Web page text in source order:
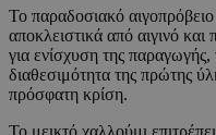
Το παραδοσιακό
αποκλειστικά από αιγινό
για ενίσχυση της παραγωγής,
διαθεσιμότητα της πρώτης
πρόσφατη κρίση.
Το μεικτό χαλλούμι